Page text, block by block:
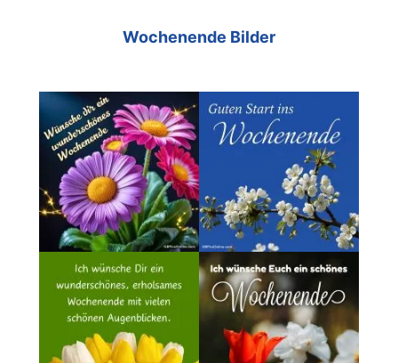
Wochenende Bilder